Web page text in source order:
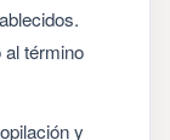
al término
y